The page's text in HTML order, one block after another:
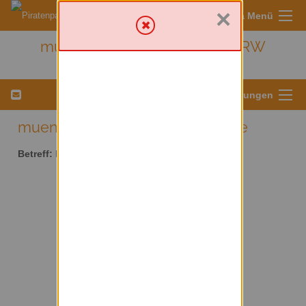
Sympa Menü
muenster - Kreis Münster/ NRW
Menü für Listeneinstellungen
muenster AT lists.piratenpartei.de
Betreff:
×